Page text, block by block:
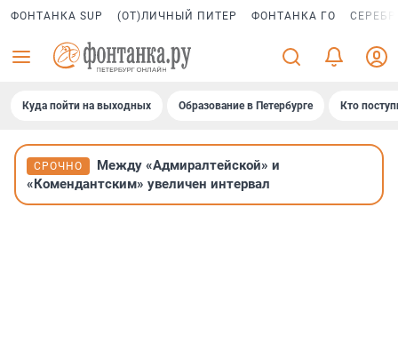
ФОНТАНКА SUP (ОТ)ЛИЧНЫЙ ПИТЕР ФОНТАНКА ГО
Куда пойти на выходных Образование в Петербурге Кто
СРОЧНО
Между «Адмиралтейской» и
«Комендантским» увеличен интервал